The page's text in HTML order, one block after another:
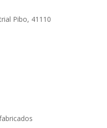
Pibo, 41110